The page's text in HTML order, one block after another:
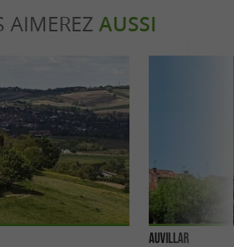
AIMEREZ AUSSI
Auvillar